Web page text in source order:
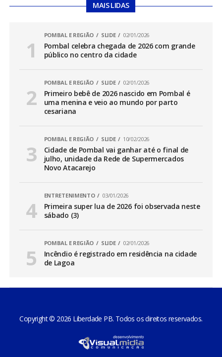
MAIS LIDAS
POMBAL E REGIÃO SLIDE 02/01/2026
Pombal celebra chegada de 2026 com grande
público no centro da cidade
POMBAL E REGIÃO SLIDE 02/01/2026
Primeiro bebê de 2026 nascido em Pombal é
uma menina e veio ao mundo por parto
cesariana
POMBAL E REGIÃO SLIDE 10/02/2026
Cidade de Pombal vai ganhar até o final de
julho, unidade da Rede de Supermercados
Novo Atacarejo
ENTRETENIMENTO 03/01/2026
Primeira super lua de 2026 foi observada neste
sábado (3)
POMBAL E REGIÃO SLIDE 02/01/2026
Incêndio é registrado em residência na cidade
de Lagoa
Copyright © 2026 Liberdade PB. Todos os direitos reservados.